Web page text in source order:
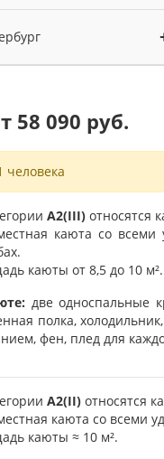
58 090 руб.
человека
А2(III) относятся
каюта со
каюты от 8,5 до 10 м².
две односпальные
полка,
фен, плед для
А2(II) относятся
каюта со всеми
каюты ≈ 10 м².